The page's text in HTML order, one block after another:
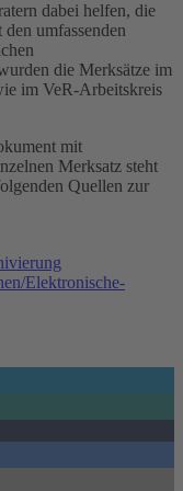
dabei helfen, die
umfassenden
die Merksätze im
im VeR-Arbeitskreis
mit
Merksatz steht
Quellen zur
Elektronische-